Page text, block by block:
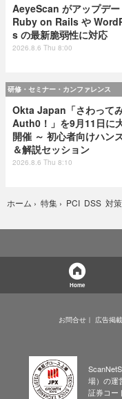
AeyeScan がアップデー
Ruby on Rails や
s の最新脆弱性に対応
2026.8.6 Thu 8:00
研修・セミナー・カンファレンス
Okta Japan「さわって
Auth0！」を9月11日に
開催 ～ 初心者向けハン
＆解説セッション
2026.8.6 Thu 8:10
ホーム › 特集 › PCI DSS 対
Home
お問合せ 広告掲載
場）の運
証券コー